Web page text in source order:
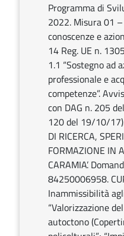
Programma di
2022. Misura 01
conoscenze e
14 Reg. UE n.
1.1 “Sostegno ad
professionale e
competenze”.
con DAG n. 205
120 del 19/10/
DI RICERCA,
FORMAZIONE IN
CARAMIA’.
84250006958.
Inammissibilità
“Valorizzazione
autoctono